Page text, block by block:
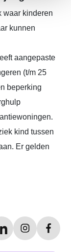
waar kinderen
kunnen
aangepaste
(t/m 25
beperking
kind tussen
Er gelden